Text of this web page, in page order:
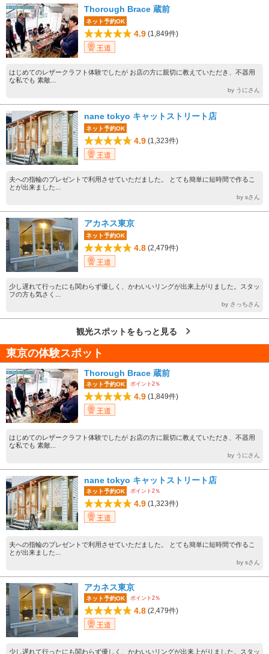
Thorough Brace 蔵前
ネット予約OK
4.9 (1,849件)
王道
はじめてのレザークラフト体験でしたが お店の方に親切に教えていただき、不器用
な私でも 素敵...
by うにさん
nane tokyo キャットストリート店
ネット予約OK
4.9 (1,323件)
王道
夫への指輪のプレゼントで利用させていただました。 とても簡単に短時間で作るこ
とが出来ました...
by sさん
アカネス東京
ネット予約OK
4.8 (2,479件)
王道
少し遅れて行ったにも関わらず優しく、かわいいリングが出来上がりました。スタッ
フの方も気さく...
by さっちさん
観光スポットをもっと見る
東京の体験スポット
Thorough Brace 蔵前
ネット予約OK ポイント2％
4.9 (1,849件)
王道
はじめてのレザークラフト体験でしたが お店の方に親切に教えていただき、不器用
な私でも 素敵...
by うにさん
nane tokyo キャットストリート店
ネット予約OK ポイント2％
4.9 (1,323件)
王道
夫への指輪のプレゼントで利用させていただました。 とても簡単に短時間で作るこ
とが出来ました...
by sさん
アカネス東京
ネット予約OK ポイント2％
4.8 (2,479件)
王道
少し遅れて行ったにも関わらず優しく、かわいいリングが出来上がりました。スタッ